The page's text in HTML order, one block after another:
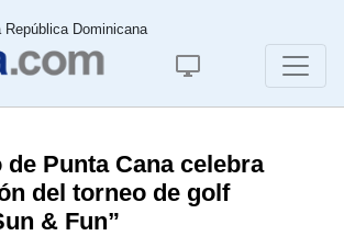
Dominicana
Punta Cana celebra
del torneo de golf
& Fun”